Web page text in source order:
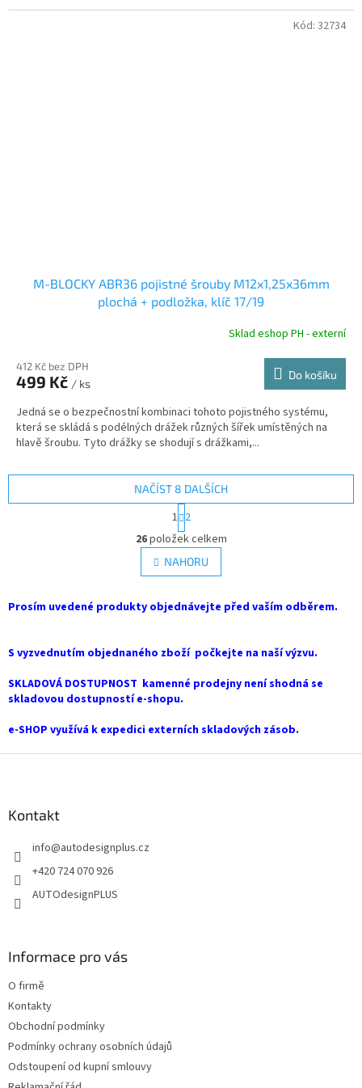
M-BLOCKY ABR36 pojistné šrouby M12x1,25x36mm
plochá + podložka, klíč 17/19
Sklad eshop PH - externí
412 Kč bez DPH
499 Kč / ks
Do košíku
Jedná se o bezpečnostní kombinaci tohoto pojistného systému,
která se skládá s podélných drážek různých šířek umístěných na
hlavě šroubu. Tyto drážky se shodují s drážkami,...
Kód: 32734
O
v
l
á
a
p
v
k
v
NAČÍST 8 DALŠÍCH
S
t
r
á
n
k
v
í
1 2
26položek celkem
NAHORU
Prosím uvedené produkty objednávejte před vaším odběrem.
S vyzvednutím objednaného zboží počkejte na naší výzvu.
SKLADOVÁ DOSTUPNOST kamenné prodejny není shodná se
skladovou dostupností e-shopu.
e-SHOP využívá k expedici externích skladových zásob.
Kontakt
info@autodesignplus.cz
+420 724 070 926
AUTOdesignPLUS
Informace pro vás
O firmě
Kontakty
Obchodní podmínky
Podmínky ochrany osobních údajů
Odstoupení od kupní smlouvy